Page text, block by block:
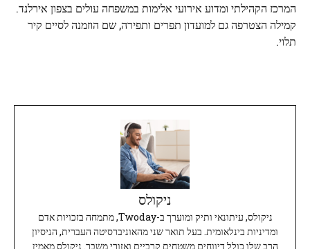
המרכז הקהילתי ומדוע אירועי אלימות במשפחה עולים בצפון אירלנד.
קמילה הצטרפה גם למועדון תפרים ותפירה, שם הוזמנה לסיים קיר
תלוי.
ניקולס
ניקולס, עיתונאי ותיק ומוערך ב-Twoday, מתמחה בזכויות אדם
ומדיניות בינלאומית. בעל תואר שני מהאוניברסיטה העברית, הניסיון
הרב שלו כולל דיווחים משטחים קרביים ואזורי משבר. ניקולס מאמין